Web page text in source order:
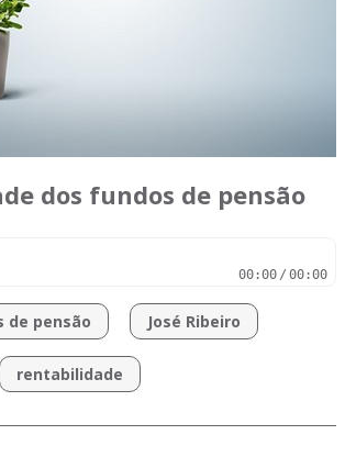
dos fundos de pensão
00:00 / 00:00
de pensão José Ribeiro
rentabilidade